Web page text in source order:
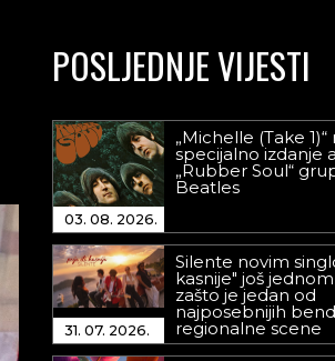
POSLJEDNJE VIJESTI
03. 08. 2026.
„Michelle (Take 1)“
specijalno izdanje
„Rubber Soul“
Beatles
31. 07. 2026.
Silente novim
kasnije" još
zašto je jedan od
najposebnijih
regionalne scene